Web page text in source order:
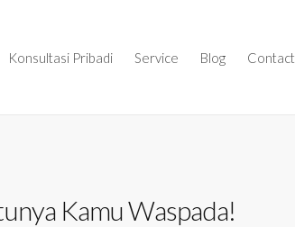
Konsultasi Pribadi Service Blog Contact
Kamu Waspada!